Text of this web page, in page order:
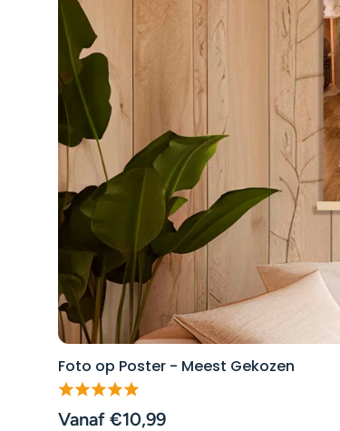
Foto op Poster - Meest Gekozen
Vanaf €10,99